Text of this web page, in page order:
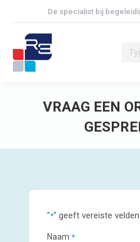
De specialist bij
VRAAG EEN
"*" geeft vereiste
Naam *